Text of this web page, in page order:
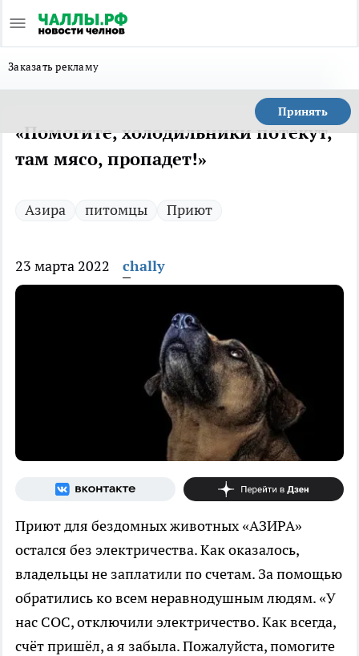
Заказать рекламу
Принять
«Помогите, холодильники потекут,
там мясо, пропадет!»
Азира питомцы Приют
23 марта 2022 chally
Приют для бездомных животных «АЗИРА»
остался без электричества. Как оказалось,
владельцы не заплатили по счетам. За помощью
обратились ко всем неравнодушным людям. «У
нас СОС, отключили электричество. Как всегда,
счёт пришёл, а я забыла. Пожалуйста, помогите